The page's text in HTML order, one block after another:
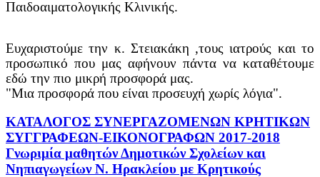
Παιδοαιματολογικής Κλινικής.
Ευχαριστούμε την κ. Στειακάκη ,τους ιατρούς και το
προσωπικό που μας αφήνουν πάντα να καταθέτουμε
εδώ την πιο μικρή προσφορά μας.
"Μια προσφορά που είναι προσευχή χωρίς λόγια".
ΚΑΤΑΛΟΓΟΣ ΣΥΝΕΡΓΑΖΟΜΕΝΩΝ ΚΡΗΤΙΚΩΝ
ΣΥΓΓΡΑΦΕΩΝ-ΕΙΚΟΝΟΓΡΑΦΩΝ 2017-2018
Γνωριμία μαθητών Δημοτικών Σχολείων και
Νηπιαγωγείων Ν. Ηρακλείου με Κρητικούς